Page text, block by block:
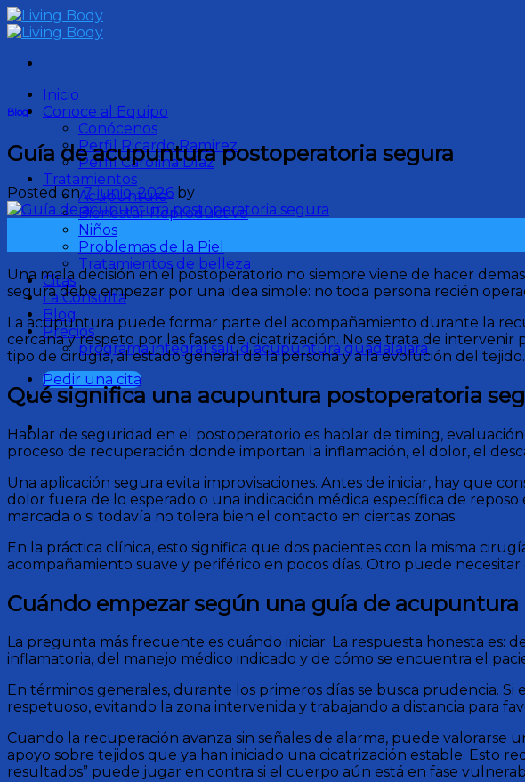
Skip
to
Inicio
Conoce al Equipo
Conócenos
Perfil Ricardo Ramirez
Perfil Carolina Díaz
Tratamientos
Acupuntura
Bienestar Reproductivo
Niños
Problemas de la Piel
Tratamientos de belleza
Citas
La Consulta
Blog
Precios
programa integral salud acupuntura guadalajara
Pedir una cita
Blog
Guía de acupuntura postoperatoria segura
Posted on7 junio, 2026 by
Una mala decisión en el postoperatorio no siempre viene de hacer
segura debe empezar por una idea simple: no toda persona recién
La acupuntura puede formar parte del acompañamiento durante la
cercana y respeto por las fases de cicatrización. No se trata de
tipo de cirugía, al estado general de la persona y a la evolución del tejido.
Qué significa una acupuntura postoperatoria
Hablar de seguridad en el postoperatorio es hablar de timing,
proceso de recuperación donde importan la inflamación, el dolor, el
Una aplicación segura evita improvisaciones. Antes de iniciar, hay que
dolor fuera de lo esperado o una indicación médica específica de
marcada o si todavía no tolera bien el contacto en ciertas zonas.
En la práctica clínica, esto significa que dos pacientes con la misma
acompañamiento suave y periférico en pocos días. Otro puede
Cuándo empezar según una guía de
La pregunta más frecuente es cuándo iniciar. La respuesta honesta
inflamatoria, del manejo médico indicado y de cómo se encuentra el
En términos generales, durante los primeros días se busca prudencia.
respetuoso, evitando la zona intervenida y trabajando a distancia para
Cuando la recuperación avanza sin señales de alarma, puede
apoyo sobre tejidos que ya han iniciado una cicatrización estable. Esto
resultados” puede jugar en contra si el cuerpo aún está en fase